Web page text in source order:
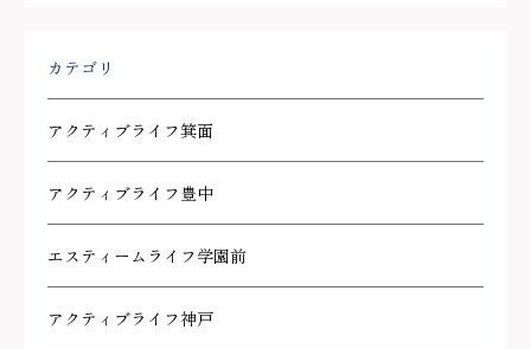
カテゴリ
アクティブライフ箕面
アクティブライフ豊中
エスティームライフ学園前
アクティブライフ神戸